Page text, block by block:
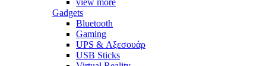
view more
Gadgets
Bluetooth
Gaming
UPS & Αξεσουάρ
USB Sticks